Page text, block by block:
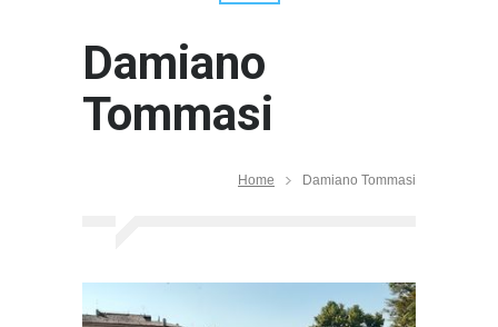
Damiano
Tommasi
Home Damiano Tommasi